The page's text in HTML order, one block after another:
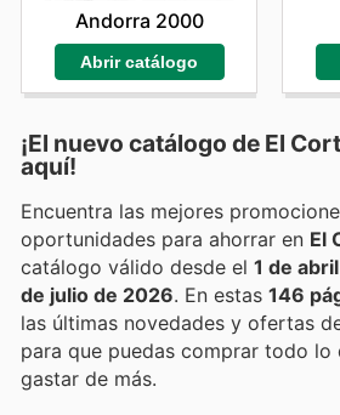
Andorra 2000
Abrir catálogo
¡El nuevo catálogo de El
aquí!
Encuentra las mejores
oportunidades para ahorrar en El
catálogo válido desde el 1 de
de julio de 2026 . En estas 146
las últimas novedades y ofertas
para que puedas comprar todo lo
gastar de más.